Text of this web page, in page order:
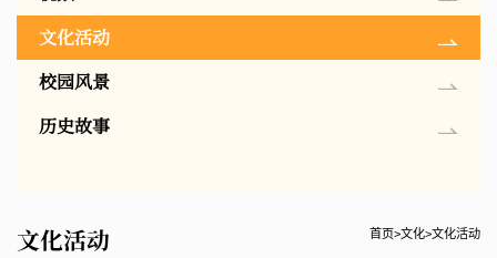
文化活动
校园风景
历史故事
文化活动 首页>文化>文化活动